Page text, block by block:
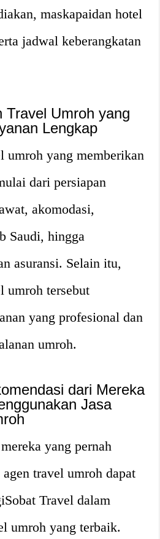
maskapaidan hotel
jadwal keberangkatan
Travel Umroh yang
Lengkap
umroh yang memberikan
dari persiapan
akomodasi,
Saudi, hingga
asuransi. Selain itu,
umroh tersebut
yang profesional dan
umroh.
dari Mereka
Jasa
yang pernah
travel umroh dapat
Travel dalam
umroh yang terbaik.